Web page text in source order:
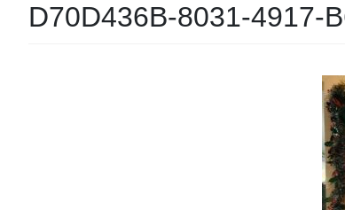
D70D436B-8031-4917-